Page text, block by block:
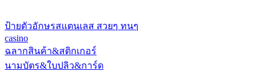
ป้ายตัวอักษรสแตนเลส สวยๆ ทนๆ
casino
ฉลากสินค้า&สติกเกอร์
นามบัตร&ใบปลิว&การ์ด